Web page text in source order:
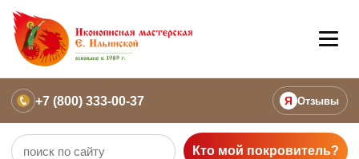
+7 (800) 333-00-37 Я Отзывы
Кто мой покровитель?